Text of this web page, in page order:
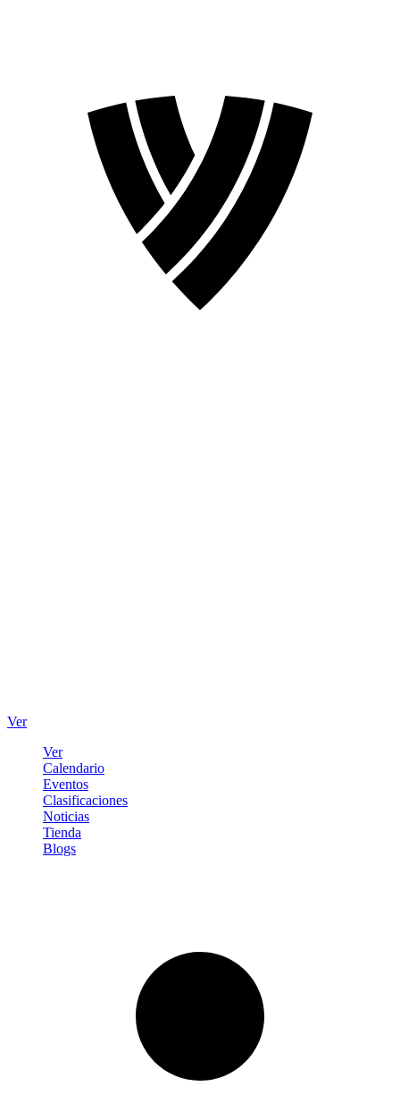
Ver
Ver
Calendario
Eventos
Clasificaciones
Noticias
Tienda
Blogs